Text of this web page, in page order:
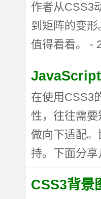
作者从CSS3
到矩阵的变
值得看看。 -
JavaScript
在使用CSS3
性，往往需
做向下适配
持。下面分
CSS3背景